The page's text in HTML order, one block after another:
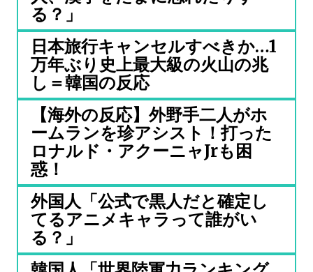
る？」
日本旅行キャンセルすべきか…1
万年ぶり史上最大級の火山の兆
し＝韓国の反応
【海外の反応】外野手二人がホ
ームランを珍アシスト！打った
ロナルド・アクーニャJrも困
惑！
外国人「公式で黒人だと確定し
てるアニメキャラって誰がい
る？」